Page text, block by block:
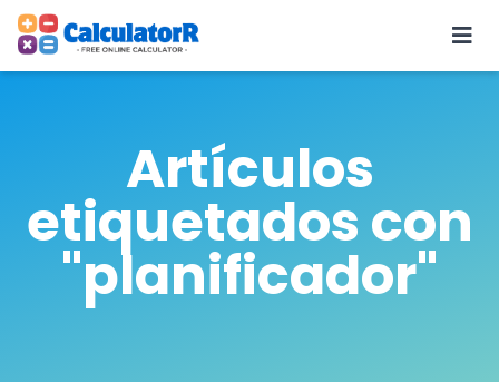
Artículos
etiquetados con
"planificador"